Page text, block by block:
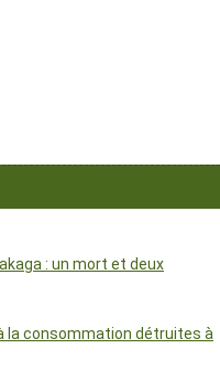
: un mort et deux
la consommation détruites à